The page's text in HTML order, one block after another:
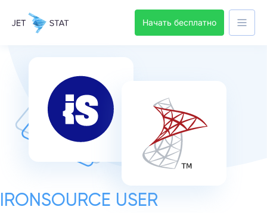
Начать бесплатно
IRONSOURCE USER